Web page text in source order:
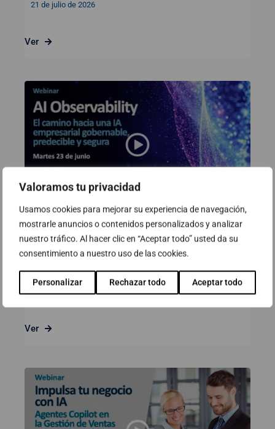
Valoramos tu privacidad
Usamos cookies para mejorar su experiencia de navegación,
mostrarle anuncios o contenidos personalizados y analizar
nuestro tráfico. Al hacer clic en “Aceptar todo” usted da su
consentimiento a nuestro uso de las cookies.
Personalizar Rechazar todo Aceptar todo
21 de julio de 2026
Ver
Webinar: AI Observability. El
camino hacia una IA empresarial
gobernable, predecible y segura
23 de junio de 2026
Ver